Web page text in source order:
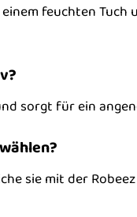
feuchten
sorgt für ein
sie mit der